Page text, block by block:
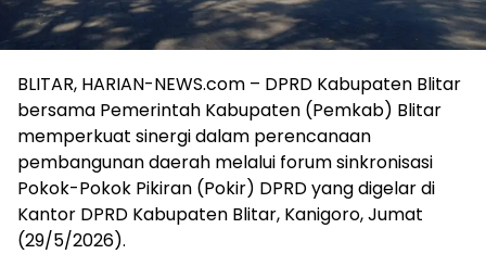
BLITAR, HARIAN-NEWS.com – DPRD Kabupaten Blitar
bersama Pemerintah Kabupaten (Pemkab) Blitar
memperkuat sinergi dalam perencanaan
pembangunan daerah melalui forum sinkronisasi
Pokok-Pokok Pikiran (Pokir) DPRD yang digelar di
Kantor DPRD Kabupaten Blitar, Kanigoro, Jumat
(29/5/2026).